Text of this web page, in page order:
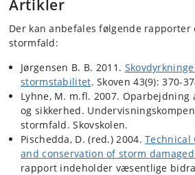
Artikler
Der kan anbefales følgende rapporter
stormfald:
Jørgensen B. B. 2011.
stormstabilitet. Skoven 43(9): 370-
Lyhne, M. m.fl. 2007.
og sikkerhed.
stormfald. Skovskolen.
Pischedda, D. (red.) 2004.Technical
and conservation of storm
rapport indeholder væsentlige